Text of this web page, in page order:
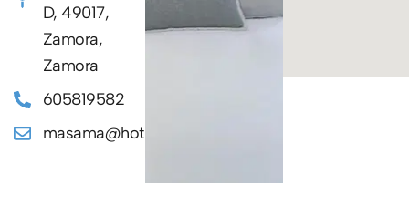
D, 49017,
Zamora,
Zamora
605819582
masama@hotmail.com